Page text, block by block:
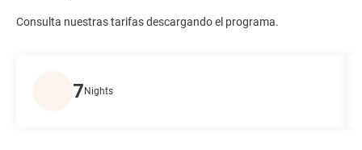
Consulta nuestras tarifas descargando el programa.
7 Nights